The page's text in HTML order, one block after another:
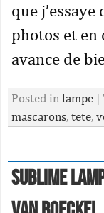
que
photos et en
avance de
Posted in lampe |
mascarons, tete,
Sublime